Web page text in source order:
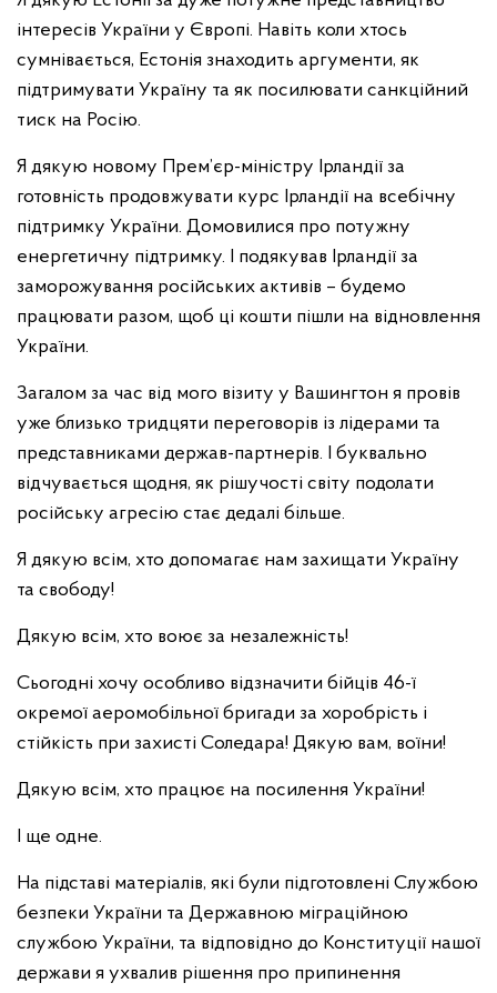
інтересів України у Європі. Навіть коли хтось
сумнівається, Естонія знаходить аргументи, як
підтримувати Україну та як посилювати санкційний
тиск на Росію.
Я дякую новому Прем’єр-міністру Ірландії за
готовність продовжувати курс Ірландії на всебічну
підтримку України. Домовилися про потужну
енергетичну підтримку. І подякував Ірландії за
заморожування російських активів – будемо
працювати разом, щоб ці кошти пішли на відновлення
України.
Загалом за час від мого візиту у Вашингтон я провів
уже близько тридцяти переговорів із лідерами та
представниками держав-партнерів. І буквально
відчувається щодня, як рішучості світу подолати
російську агресію стає дедалі більше.
Я дякую всім, хто допомагає нам захищати Україну
та свободу!
Дякую всім, хто воює за незалежність!
Сьогодні хочу особливо відзначити бійців 46-ї
окремої аеромобільної бригади за хоробрість і
стійкість при захисті Соледара! Дякую вам, воїни!
Дякую всім, хто працює на посилення України!
І ще одне.
На підставі матеріалів, які були підготовлені Службою
безпеки України та Державною міграційною
службою України, та відповідно до Конституції нашої
держави я ухвалив рішення про припинення